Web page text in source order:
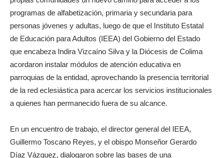
programas de alfabetización, primaria y secundaria para
personas jóvenes y adultas, luego de que el Instituto Estatal
de Educación para Adultos (IEEA) del Gobierno del Estado
que encabeza Indira Vizcaíno Silva y la Diócesis de Colima
acordaron instalar módulos de atención educativa en
parroquias de la entidad, aprovechando la presencia territorial
de la red eclesiástica para acercar los servicios institucionales
a quienes han permanecido fuera de su alcance.
En un encuentro de trabajo, el director general del IEEA,
Guillermo Toscano Reyes, y el obispo Monseñor Gerardo
Díaz Vázquez, dialogaron sobre las bases de una